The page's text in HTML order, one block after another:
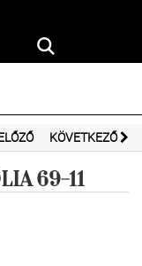
KERESÉS
KÖVETKEZŐ
69-11